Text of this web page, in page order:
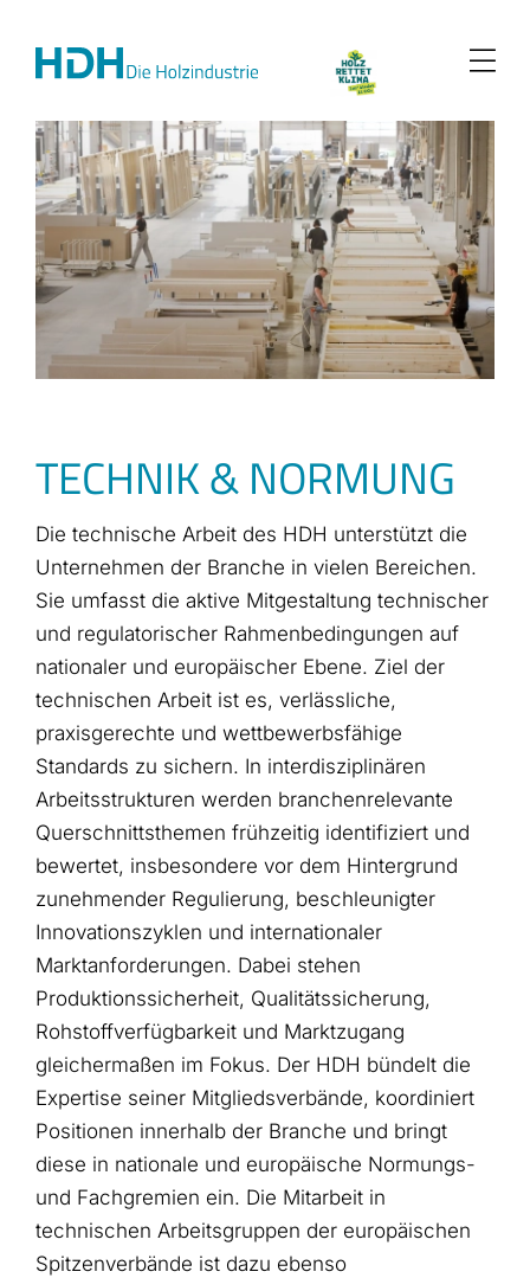
Inhalt
springen
TECHNIK & NORMUNG
Die technische Arbeit des HDH unterstützt die
Unternehmen der Branche in vielen Bereichen.
Sie umfasst die aktive Mitgestaltung technischer
und regulatorischer Rahmenbedingungen auf
nationaler und europäischer Ebene. Ziel der
technischen Arbeit ist es, verlässliche,
praxisgerechte und wettbewerbsfähige
Standards zu sichern. In interdisziplinären
Arbeitsstrukturen werden branchenrelevante
Querschnittsthemen frühzeitig identifiziert und
bewertet, insbesondere vor dem Hintergrund
zunehmender Regulierung, beschleunigter
Innovationszyklen und internationaler
Marktanforderungen. Dabei stehen
Produktionssicherheit, Qualitätssicherung,
Rohstoffverfügbarkeit und Marktzugang
gleichermaßen im Fokus. Der HDH bündelt die
Expertise seiner Mitgliedsverbände, koordiniert
Positionen innerhalb der Branche und bringt
diese in nationale und europäische Normungs-
und Fachgremien ein. Die Mitarbeit in
technischen Arbeitsgruppen der europäischen
Spitzenverbände ist dazu ebenso